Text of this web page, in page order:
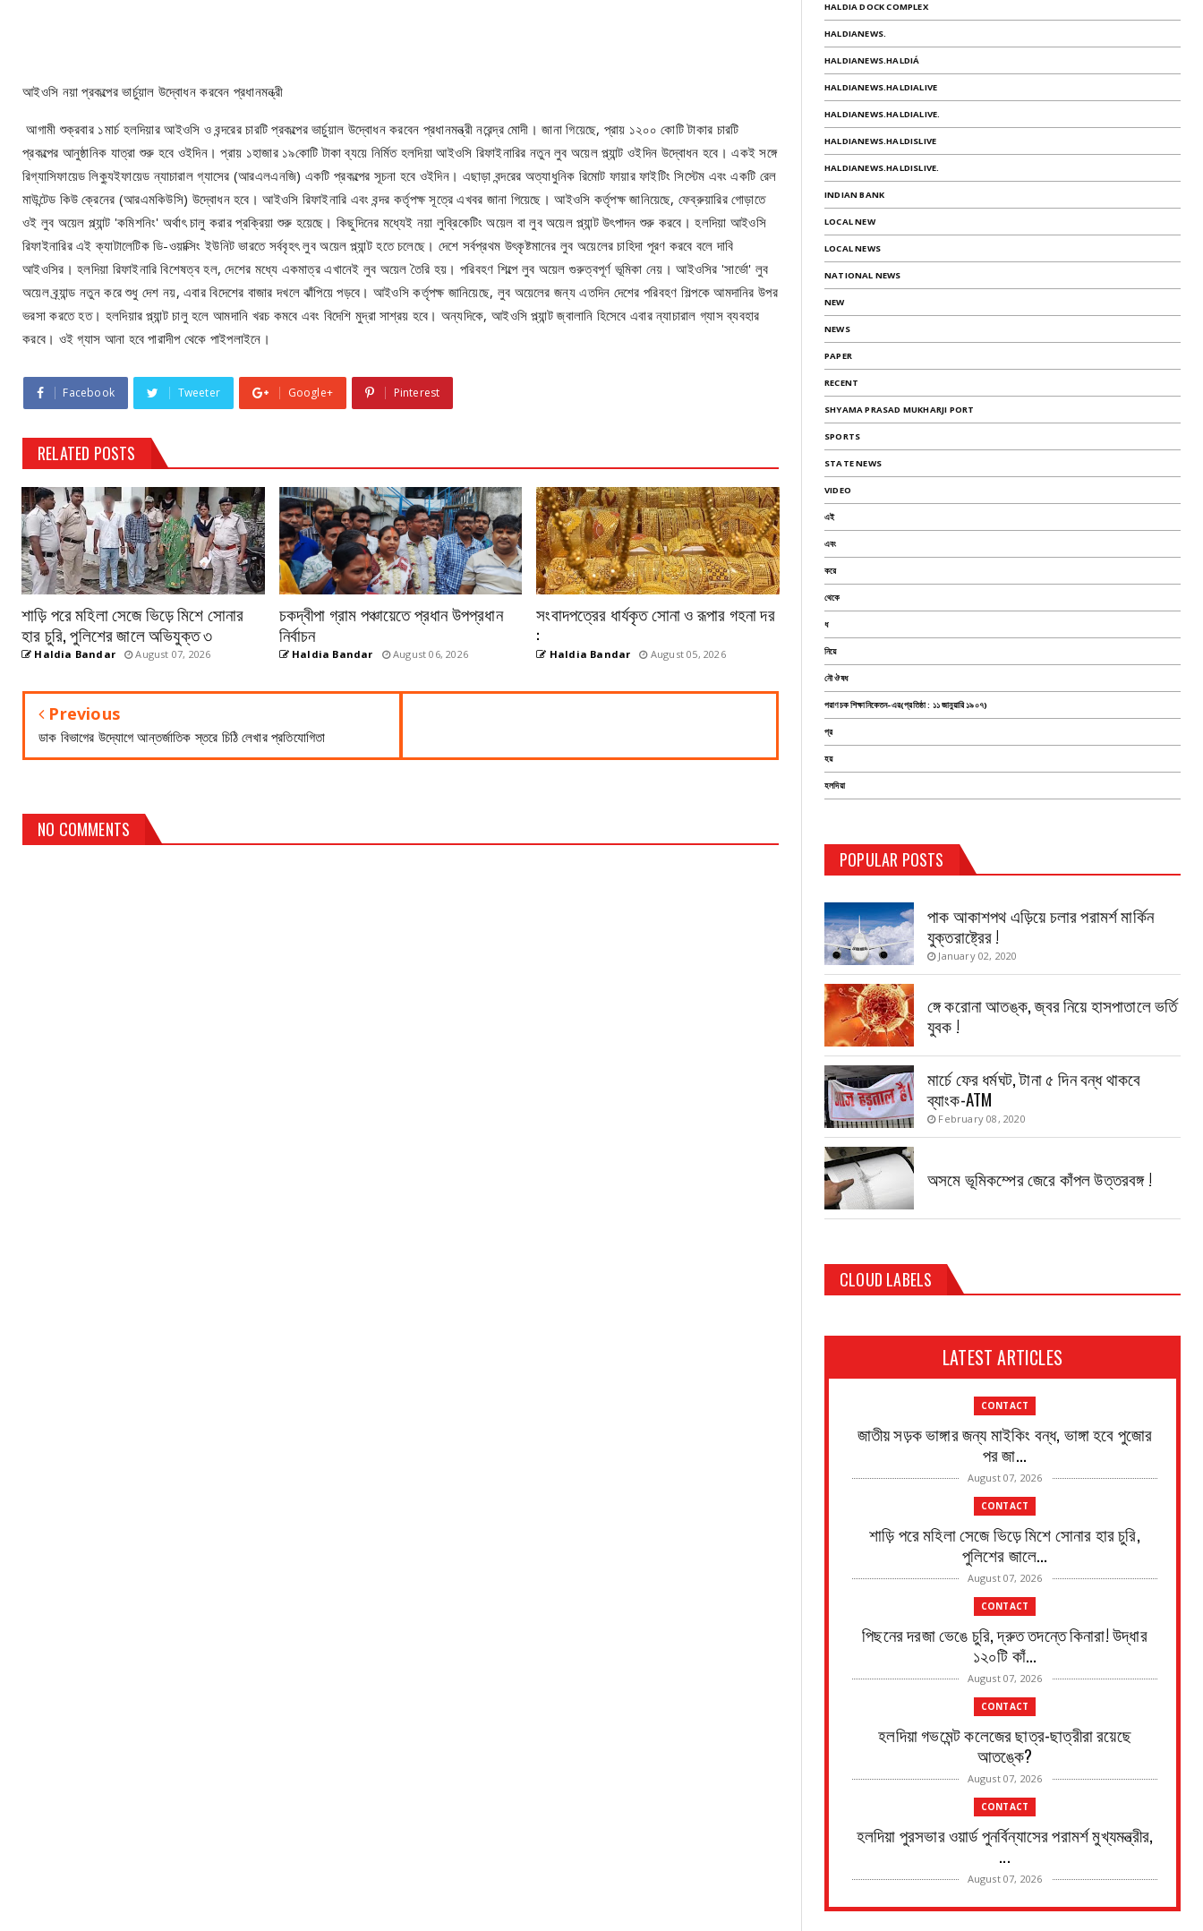
আইওসি নয়া প্রকল্পের ভার্চুয়াল উদ্বোধন করবেন প্রধানমন্ত্রী
আগামী শুক্রবার ১মার্চ হলদিয়ার আইওসি ও বন্দরের চারটি প্রকল্পের ভার্চুয়াল উদ্বোধন করবেন প্রধানমন্ত্রী নরেন্দ্র মোদী। জানা গিয়েছে, প্রায় ১২০০ কোটি টাকার চারটি
প্রকল্পের আনুষ্ঠানিক যাত্রা শুরু হবে ওইদিন। প্রায় ১হাজার ১৯কোটি টাকা ব্যয়ে নির্মিত হলদিয়া আইওসি রিফাইনারির নতুন লুব অয়েল প্ল্যান্ট ওইদিন উদ্বোধন হবে। একই সঙ্গে
রিগ্যাসিফায়েড লিক্যুইফায়েড ন্যাচারাল গ্যাসের (আরএলএনজি) একটি প্রকল্পের সূচনা হবে ওইদিন। এছাড়া বন্দরের অত্যাধুনিক রিমোট ফায়ার ফাইটিং সিস্টেম এবং একটি রেল
মাউন্টেড কিউ ক্রেনের (আরএমকিউসি) উদ্বোধন হবে। আইওসি রিফাইনারি এবং বন্দর কর্তৃপক্ষ সূত্রে এখবর জানা গিয়েছে। আইওসি কর্তৃপক্ষ জানিয়েছে, ফেব্রুয়ারির গোড়াতে
ওই লুব অয়েল প্ল্যান্ট 'কমিশনিং' অর্থাৎ চালু করার প্রক্রিয়া শুরু হয়েছে। কিছুদিনের মধ্যেই নয়া লুব্রিকেটিং অয়েল বা লুব অয়েল প্ল্যান্ট উৎপাদন শুরু করবে। হলদিয়া আইওসি
রিফাইনারির এই ক্যাটালেটিক ডি-ওয়াক্সিং ইউনিট ভারতে সর্ববৃহৎ লুব অয়েল প্ল্যান্ট হতে চলেছে। দেশে সর্বপ্রথম উৎকৃষ্টমানের লুব অয়েলের চাহিদা পূরণ করবে বলে দাবি
আইওসির। হলদিয়া রিফাইনারি বিশেষত্ব হল, দেশের মধ্যে একমাত্র এখানেই লুব অয়েল তৈরি হয়। পরিবহণ শিল্পে লুব অয়েল গুরুত্বপূর্ণ ভূমিকা নেয়। আইওসির 'সার্ভো' লুব
অয়েল ব্র্যান্ড নতুন করে শুধু দেশ নয়, এবার বিদেশের বাজার দখলে ঝাঁপিয়ে পড়বে। আইওসি কর্তৃপক্ষ জানিয়েছে, লুব অয়েলের জন্য এতদিন দেশের পরিবহণ শিল্পকে আমদানির উপর
ভরসা করতে হত। হলদিয়ার প্ল্যান্ট চালু হলে আমদানি খরচ কমবে এবং বিদেশি মুদ্রা সাশ্রয় হবে। অন্যদিকে, আইওসি প্ল্যান্ট জ্বালানি হিসেবে এবার ন্যাচারাল গ্যাস ব্যবহার
করবে। ওই গ্যাস আনা হবে পারাদীপ থেকে পাইপলাইনে।
Facebook Tweeter Google+ Pinterest
RELATED POSTS
শাড়ি পরে মহিলা সেজে ভিড়ে মিশে সোনার
হার চুরি, পুলিশের জালে অভিযুক্ত ৩
Haldia Bandar August 07, 2026
চকদ্বীপা গ্রাম পঞ্চায়েতে প্রধান উপপ্রধান
নির্বাচন
Haldia Bandar August 06, 2026
সংবাদপত্রের ধার্যকৃত সোনা ও রূপার গহনা দর
:
Haldia Bandar August 05, 2026
Previous
ডাক বিভাগের উদ্যোগে আন্তর্জাতিক স্তরে চিঠি লেখার প্রতিযোগিতা
NO COMMENTS
HALDIA DOCK COMPLEX
HALDIANEWS.
HALDIANEWS.HALDIÁ
HALDIANEWS.HALDIALIVE
HALDIANEWS.HALDIALIVE.
HALDIANEWS.HALDISLIVE
HALDIANEWS.HALDISLIVE.
INDIAN BANK
LOCAL NEW
LOCAL NEWS
NATIONAL NEWS
NEW
NEWS
PAPER
RECENT
SHYAMA PRASAD MUKHARJI PORT
SPORTS
STATE NEWS
VIDEO
এই
এবং
করে
থেকে
ধ
নিয়ে
নৌ ঔষধ
পরাণচক শিক্ষানিকেতন-এর(প্রতিষ্ঠা : ১১ জানুয়ারি ১৯০৭)
প্র
হয়
হলদিয়া
POPULAR POSTS
TEST PAGE
পাক আকাশপথ এড়িয়ে চলার পরামর্শ মার্কিন
যুক্তরাষ্ট্রের !
January 02, 2020
ঙ্গে করোনা আতঙ্ক, জ্বর নিয়ে হাসপাতালে ভর্তি
যুবক !
মার্চে ফের ধর্মঘট, টানা ৫ দিন বন্ধ থাকবে
ব্যাংক-ATM
February 08, 2020
অসমে ভূমিকম্পের জেরে কাঁপল উত্তরবঙ্গ !
CLOUD LABELS
LATEST ARTICLES
CONTACT
জাতীয় সড়ক ভাঙ্গার জন্য মাইকিং বন্ধ, ভাঙ্গা হবে পুজোর
পর জা...
August 07, 2026
CONTACT
শাড়ি পরে মহিলা সেজে ভিড়ে মিশে সোনার হার চুরি,
পুলিশের জালে...
August 07, 2026
CONTACT
পিছনের দরজা ভেঙে চুরি, দ্রুত তদন্তে কিনারা! উদ্ধার
১২০টি কাঁ...
August 07, 2026
CONTACT
হলদিয়া গভমেন্ট কলেজের ছাত্র-ছাত্রীরা রয়েছে
আতঙ্কে?
August 07, 2026
CONTACT
হলদিয়া পুরসভার ওয়ার্ড পুনর্বিন্যাসের পরামর্শ মুখ্যমন্ত্রীর,
...
August 07, 2026
CONTACT